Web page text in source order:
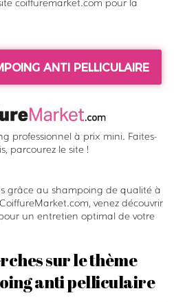
e
s
e
s
è
c
e
s
é
r
ANTI PELLICULAIRE
professionnel à prix mini. Faites-
parcourez le site !
grâce au shampoing de qualité à
venez découvrir
un entretien optimal de votre
sur le thème
anti pelliculaire